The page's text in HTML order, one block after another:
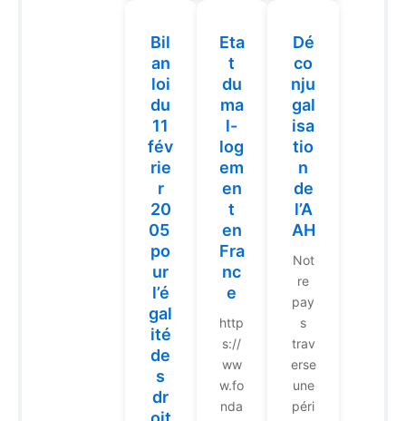
Bil
an
loi
du
11
fév
rie
r
20
05
po
ur
l’é
gal
ité
de
s
dr
Eta
t
du
ma
l-
log
em
en
t
en
Fra
nc
e
http
s://
ww
w.fo
nda
Dé
co
nju
gal
isa
tio
n
de
l’A
AH
Not
re
pay
s
trav
erse
une
péri